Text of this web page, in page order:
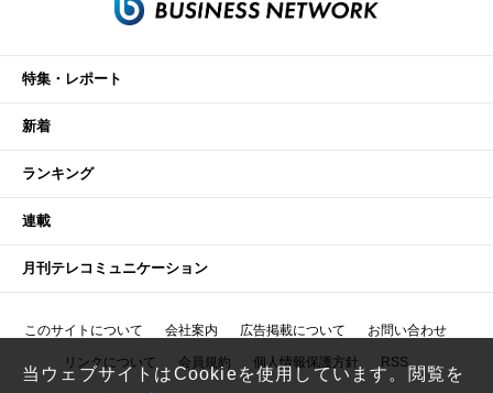
特集・レポート
新着
ランキング
連載
月刊テレコミュニケーション
このサイトについて 会社案内 広告掲載について お問い合わせ
リンクについて 会員規約 個人情報保護方針 RSS
当ウェブサイトはCookieを使用しています。閲覧を